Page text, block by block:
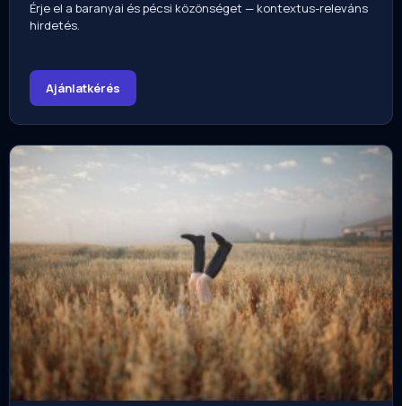
Érje el a baranyai és pécsi közönséget — kontextus-releváns
hirdetés.
Ajánlatkérés